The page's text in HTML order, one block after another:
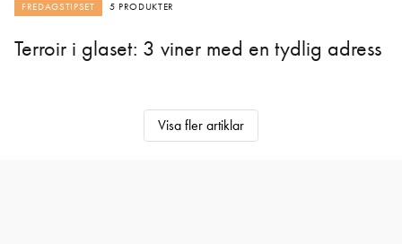
FREDAGSTIPSET 5 PRODUKTER
Terroir i glaset: 3 viner med en tydlig adress
Visa fler artiklar